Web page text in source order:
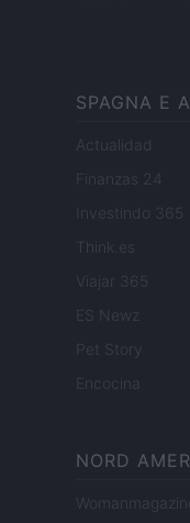
SPAGNA E
Actualidad
Finanzas 24
Investindo 365
Think.es
Viajar 365
ES Newz
Pet Story
Encocina
NORD
Womanmagazine